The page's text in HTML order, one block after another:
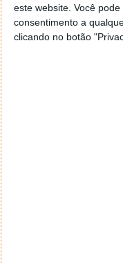
este website. Você
consentimento a
clicando no botão
começa a
quando o ecrã está
bloqueio. Seja ao